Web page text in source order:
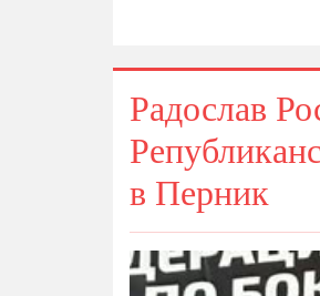
Радослав
в Перник